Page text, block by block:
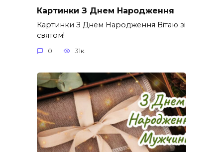
Картинки З Днем Народження
Картинки З Днем Народження Вітаю зі
святом!
0 31к.